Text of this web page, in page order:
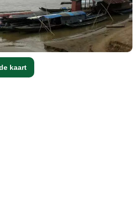
kaart